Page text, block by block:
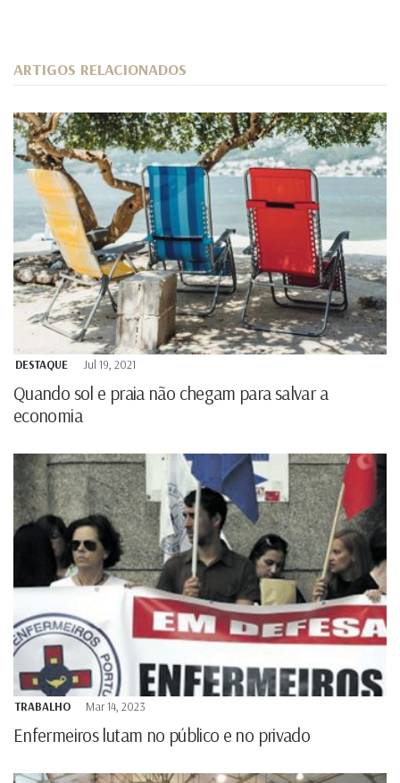
ARTIGOS RELACIONADOS
DESTAQUE Jul 19, 2021
Quando sol e praia não chegam para salvar a
economia
TRABALHO Mar 14, 2023
Enfermeiros lutam no público e no privado